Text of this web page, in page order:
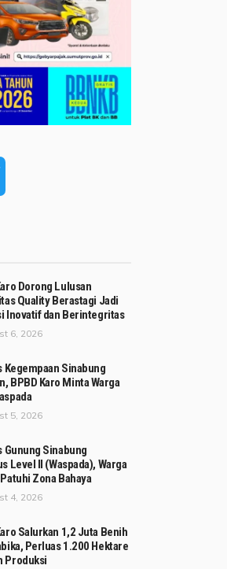
Dorong Lulusan
Quality Berastagi Jadi
Inovatif dan Berintegritas
6, 2026
Kegempaan Sinabung
BPBD Karo Minta Warga
5, 2026
Gunung Sinabung
Level II (Waspada), Warga
Zona Bahaya
4, 2026
Salurkan 1,2 Juta Benih
Perluas 1.200 Hektare
Produksi